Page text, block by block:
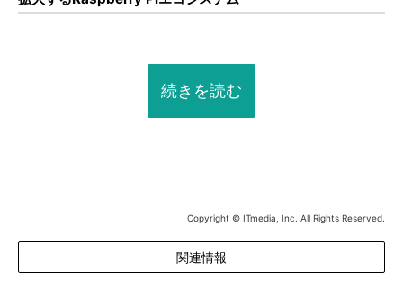
続きを読む
Copyright © ITmedia, Inc. All Rights Reserved.
関連情報